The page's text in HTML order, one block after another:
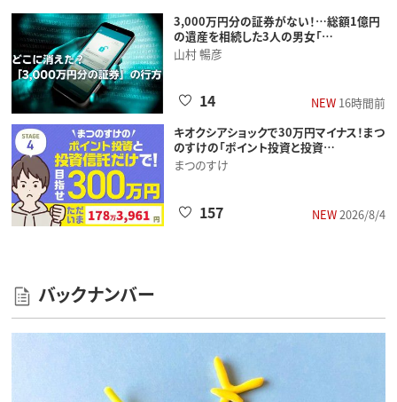
3,000万円分の証券がない！…総額1億円
の遺産を相続した3人の男女「…
山村 暢彦
NEW16時間前
14
キオクシアショックで30万円マイナス！まつ
のすけの「ポイント投資と投資…
まつのすけ
NEW2026/8/4
157
バックナンバー